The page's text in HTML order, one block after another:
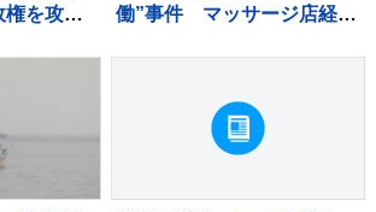
権を攻
働”事件 マッサージ店経営